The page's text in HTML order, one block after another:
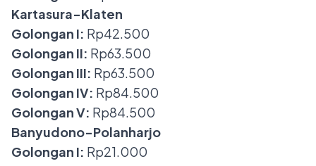
Kartasura-Klaten
Golongan I: Rp42.500
Golongan II: Rp63.500
Golongan III: Rp63.500
Golongan IV: Rp84.500
Golongan V: Rp84.500
Banyudono-Polanharjo
Golongan I: Rp21.000